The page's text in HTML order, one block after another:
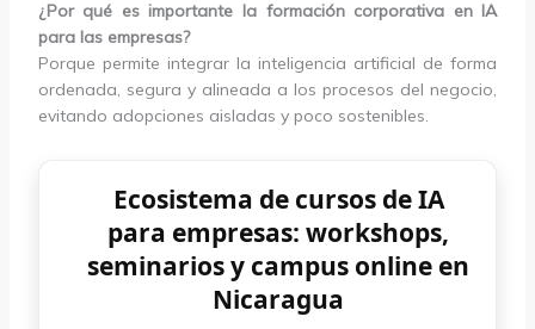
¿Por qué es importante la formación corporativa en IA
para las empresas?
Porque permite integrar la inteligencia artificial de forma
ordenada, segura y alineada a los procesos del negocio,
evitando adopciones aisladas y poco sostenibles.
Ecosistema de cursos de IA
para empresas: workshops,
seminarios y campus online en
Nicaragua